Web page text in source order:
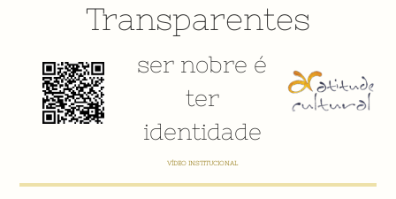
Transparentes
ser nobre é
ter
identidade
VÍDEO INSTITUCIONAL